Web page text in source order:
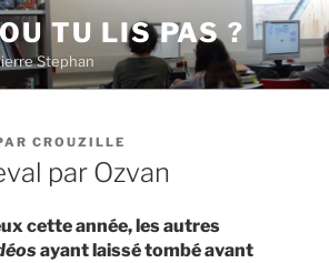
TU LIS PAS ?
Stephan
CROUZILLE
par Ozvan
cette année, les autres
ayant laissé tombé avant